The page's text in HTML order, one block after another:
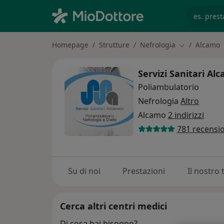
Homepage Strutture Nefrologia Cambia città
Alcamo
Servizi Sanitari
Poliambulatorio
Nefrologia Altro
Alcamo 2 indirizzi
781
Su di noi Prestazioni Il nostro
Cerca altri centri medici